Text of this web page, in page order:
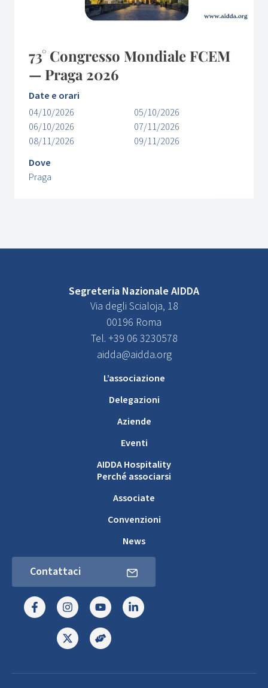
73° Congresso Mondiale FCEM
— Praga 2026
Date e orari
04/10/2026
05/10/2026
06/10/2026
07/11/2026
08/11/2026
09/11/2026
Dove
Praga
Segreteria Nazionale AIDDA
Via degli Scialoja, 18
00196 Roma
Tel. +39 06 3230578
aidda@aidda.org
L’associazione
Delegazioni
Aziende
Eventi
AIDDA Hospitality
Perché associarsi
Associate
Convenzioni
News
Contattaci